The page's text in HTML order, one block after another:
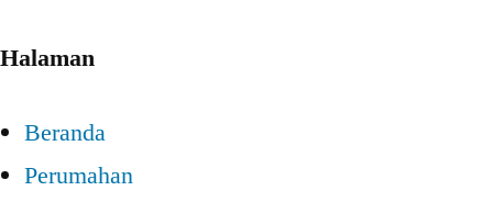
Halaman
Beranda
Perumahan